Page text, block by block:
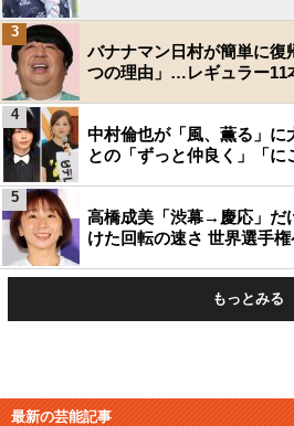
バナナマン日村が簡単に復
つの理由」…レギュラー11
3
中村倫也が「風、薫る」
との「ずっと仲良く」「に
4
高橋成美「渋幕→慶応」だ
けた回転の速さ 世界選手
5
もっとみる
最新の芸能記事